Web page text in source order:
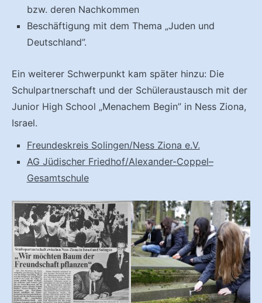
bzw. deren Nachkommen
Beschäftigung mit dem Thema „Juden und
Deutschland”.
Ein weiterer Schwerpunkt kam später hinzu: Die
Schulpartnerschaft und der Schüleraustausch mit der
Junior High School „Menachem Begin” in Ness Ziona,
Israel.
Freundeskreis Solingen/Ness Ziona e.V.
AG Jüdischer Friedhof/Alexander-Coppel–
Gesamtschule